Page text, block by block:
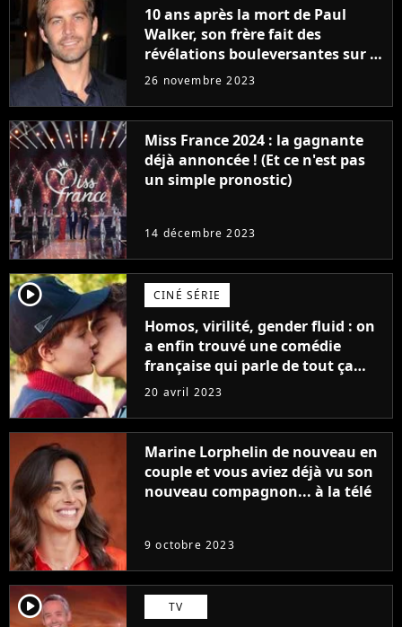
10 ans après la mort de Paul
Walker, son frère fait des
révélations bouleversantes sur la
réaction des acteurs de Fast and
26 novembre 2023
Miss France 2024 : la gagnante
déjà annoncée ! (Et ce n'est pas
un simple pronostic)
14 décembre 2023
player2 CINÉ SÉRIE
Homos, virilité, gender fluid : on
a enfin trouvé une comédie
française qui parle de tout ça
sans être super ringarde
20 avril 2023
Marine Lorphelin de nouveau en
couple et vous aviez déjà vu son
nouveau compagnon... à la télé
9 octobre 2023
player2 TV